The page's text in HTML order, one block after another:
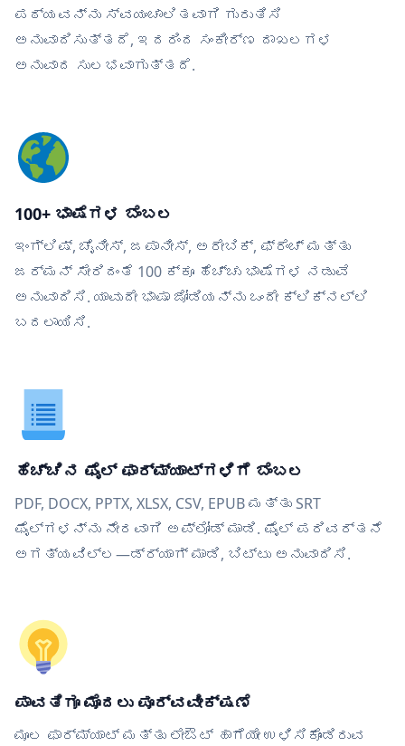
ಪಠ್ಯವನ್ನು ಸ್ವಯಂಚಾಲಿತವಾಗಿ ಗುರುತಿಸಿ
ಅನುವಾದಿಸುತ್ತದೆ, ಇದರಿಂದ ಸಂಕೀರ್ಣ ದಾಖಲಗಳ
ಅನುವಾದ ಸುಲಭವಾಗುತ್ತದೆ.
100+ ಭಾಷೆಗಳ ಬೆಂಬಲ
ಇಂಗ್ಲಿಷ್, ಚೈನೀಸ್, ಜಪಾನೀಸ್, ಅರೇಬಿಕ್, ಫ್ರೆಂಚ್ ಮತ್ತು
ಜರ್ಮನ್ ಸೇರಿದಂತೆ 100 ಕ್ಕೂ ಹೆಚ್ಚು ಭಾಷೆಗಳ ನಡುವೆ
ಅನುವಾದಿಸಿ. ಯಾವುದೇ ಭಾಷಾ ಜೋಡಿಯನ್ನು ಒಂದೇ ಕ್ಲಿಕ್‌ನಲ್ಲಿ
ಬದಲಾಯಿಸಿ.
ಹೆಚ್ಚಿನ ಫೈಲ್ ಫಾರ್ಮ್ಯಾಟ್‌ಗಳಿಗೆ ಬೆಂಬಲ
PDF, DOCX, PPTX, XLSX, CSV, EPUB ಮತ್ತು SRT
ಫೈಲ್‌ಗಳನ್ನು ನೇರವಾಗಿ ಅಪ್ಲೋಡ್ ಮಾಡಿ. ಫೈಲ್ ಪರಿವರ್ತನೆ
ಅಗತ್ಯವಿಲ್ಲ—ಡ್ರ್ಯಾಗ್ ಮಾಡಿ, ಬಿಟ್ಟು ಅನುವಾದಿಸಿ.
ಪಾವತಿಗೂ ಮೊದಲು ಪೂರ್ವವೀಕ್ಷಣೆ
ಮೂಲ ಫಾರ್ಮ್ಯಾಟ್ ಮತ್ತು ಲೇಔಟ್ ಹಾಗೆಯೇ ಉಳಿಸಿಕೊಂಡಿರುವ